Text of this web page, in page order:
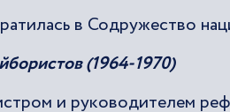
в Содружество
(1964-1970)
и руководителем